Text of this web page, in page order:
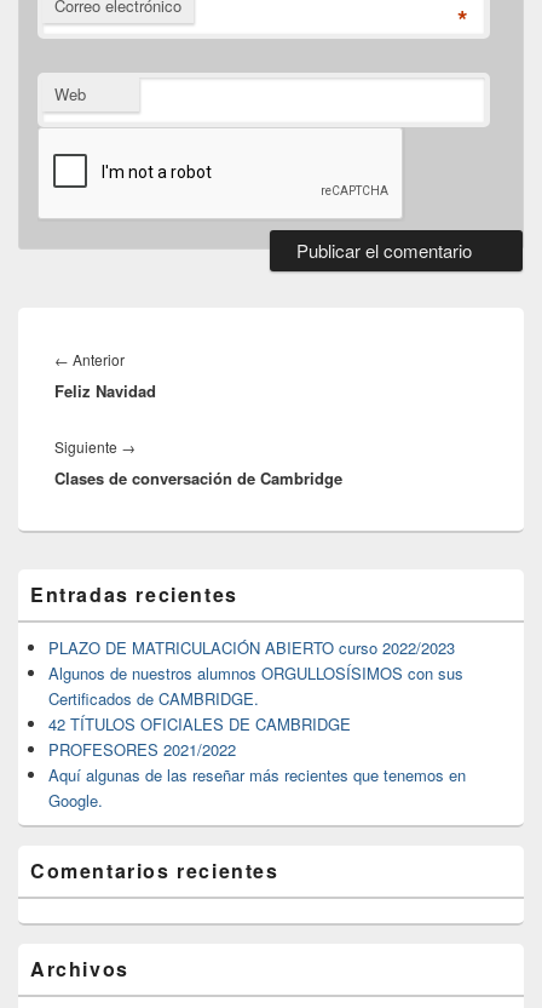
Correo electrónico *
Web
de
entradas
← Anterior
anterior:
Feliz Navidad
Siguiente →
entrada:
Clases de conversación de Cambridge
área
de
widget
barra
lateral
primaria
Entradas recientes
PLAZO DE MATRICULACIÓN ABIERTO curso 2022/2023
Algunos de nuestros alumnos ORGULLOSÍSIMOS con sus
Certificados de CAMBRIDGE.
42 TÍTULOS OFICIALES DE CAMBRIDGE
PROFESORES 2021/2022
Aquí algunas de las reseñar más recientes que tenemos en
Google.
Comentarios recientes
Archivos